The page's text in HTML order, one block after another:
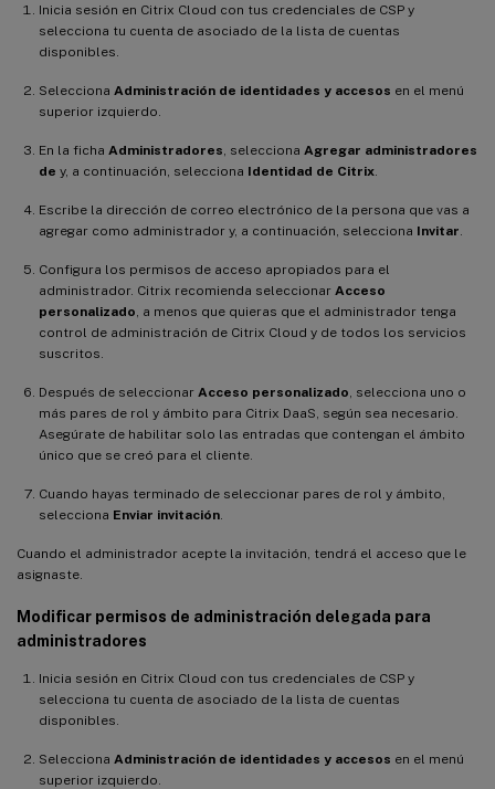
Inicia sesión en Citrix Cloud con tus credenciales de CSP y
selecciona tu cuenta de asociado de la lista de cuentas
disponibles.
Selecciona Administración de identidades y accesos en el menú
superior izquierdo.
En la ficha Administradores, selecciona Agregar administradores
de y, a continuación, selecciona Identidad de Citrix.
Escribe la dirección de correo electrónico de la persona que vas a
agregar como administrador y, a continuación, selecciona Invitar.
Configura los permisos de acceso apropiados para el
administrador. Citrix recomienda seleccionar Acceso
personalizado, a menos que quieras que el administrador tenga
control de administración de Citrix Cloud y de todos los servicios
suscritos.
Después de seleccionar Acceso personalizado, selecciona uno o
más pares de rol y ámbito para Citrix DaaS, según sea necesario.
Asegúrate de habilitar solo las entradas que contengan el ámbito
único que se creó para el cliente.
Cuando hayas terminado de seleccionar pares de rol y ámbito,
selecciona Enviar invitación.
Cuando el administrador acepte la invitación, tendrá el acceso que le
asignaste.
Modificar permisos de administración delegada para
administradores
Inicia sesión en Citrix Cloud con tus credenciales de CSP y
selecciona tu cuenta de asociado de la lista de cuentas
disponibles.
Selecciona Administración de identidades y accesos en el menú
superior izquierdo.